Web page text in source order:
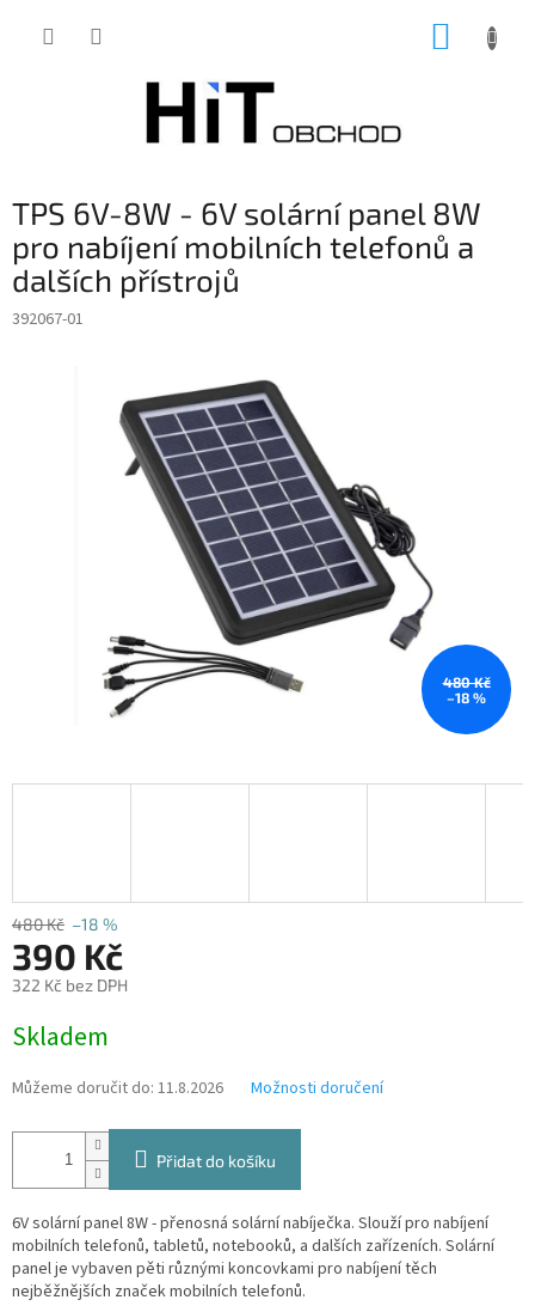
TPS 6V-8W - 6V solární panel 8W
pro nabíjení mobilních telefonů a
dalších přístrojů
392067-01
480 Kč
–18 %
480 Kč –18 %
390 Kč
322 Kč bez DPH
cena:
Skladem
Můžeme doručit do: 11.8.2026 Možnosti doručení
Přidat do košíku
6V solární panel 8W - přenosná solární nabíječka. Slouží pro nabíjení
mobilních telefonů, tabletů, notebooků, a dalších zařízeních. Solární
panel je vybaven pěti různými koncovkami pro nabíjení těch
nejběžnějších značek mobilních telefonů.